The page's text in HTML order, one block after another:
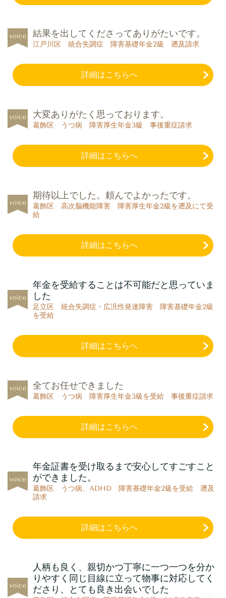
結果を出してくださってありがたいです。
江戸川区 統合失調症 障害基礎年金2級 遡及請求
詳細はこちらへ
大変ありがたく思っております。
葛飾区 うつ病 障害厚生年金3級 事後重症請求
詳細はこちらへ
期待以上でした。頼んでよかったです。
葛飾区 高次脳機能障害 障害厚生年金2級を遡及にて受
給
詳細はこちらへ
年金を受給することは不可能だと思っていま
した
足立区 統合失調症・広汎性発達障害 障害基礎年金2級
を受給
詳細はこちらへ
全てお任せできました
葛飾区 うつ病 障害厚生年金3級を受給 事後重症請求
詳細はこちらへ
年金証書を受け取るまで安心してすごすこと
ができました。
葛飾区 うつ病、ADHD 障害基礎年金2級を受給 遡及
請求
詳細はこちらへ
人柄も良く、親切かつ丁寧に一つ一つを分か
りやすく同じ目線に立って物事に対応してく
ださり、とても良き出会いでした